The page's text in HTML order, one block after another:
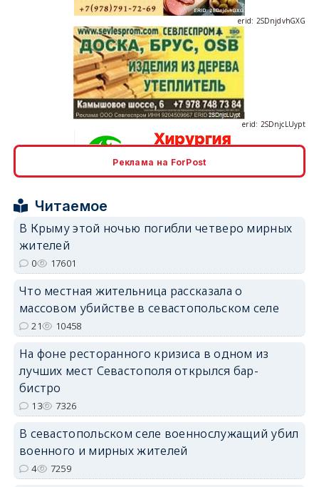
Реклама на ForPost
Читаемое
В Крыму этой ночью погибли четверо мирных
жителей
0 17601
Что местная жительница рассказала о
массовом убийстве в севастопольском селе
21 10458
На фоне ресторанного кризиса в одном из
лучших мест Севастополя открылся бар-
бистро
13 7326
В севастопольском селе военнослужащий убил
военного и мирных жителей
4 7259